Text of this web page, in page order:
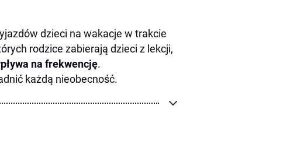
dzieci na wakacje w trakcie
rodzice zabierają dzieci z lekcji,
na frekwencję.
każdą nieobecność.